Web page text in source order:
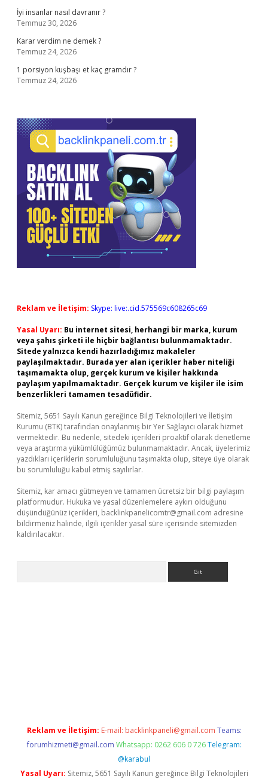
İyi insanlar nasıl davranır ?
Temmuz 30, 2026
Karar verdim ne demek ?
Temmuz 24, 2026
1 porsiyon kuşbaşı et kaç gramdır ?
Temmuz 24, 2026
Reklam ve İletişim: Skype: live:.cid.575569c608265c69
Yasal Uyarı: Bu internet sitesi, herhangi bir marka, kurum
veya şahıs şirketi ile hiçbir bağlantısı bulunmamaktadır.
Sitede yalnızca kendi hazırladığımız makaleler
paylaşılmaktadır. Burada yer alan içerikler haber niteliği
taşımamakta olup, gerçek kurum ve kişiler hakkında
paylaşım yapılmamaktadır. Gerçek kurum ve kişiler ile isim
benzerlikleri tamamen tesadüfidir.
Sitemiz, 5651 Sayılı Kanun gereğince Bilgi Teknolojileri ve İletişim
Kurumu (BTK) tarafından onaylanmış bir Yer Sağlayıcı olarak hizmet
vermektedir. Bu nedenle, sitedeki içerikleri proaktif olarak denetleme
veya araştırma yükümlülüğümüz bulunmamaktadır. Ancak, üyelerimiz
yazdıkları içeriklerin sorumluluğunu taşımakta olup, siteye üye olarak
bu sorumluluğu kabul etmiş sayılırlar.
Sitemiz, kar amacı gütmeyen ve tamamen ücretsiz bir bilgi paylaşım
platformudur. Hukuka ve yasal düzenlemelere aykırı olduğunu
düşündüğünüz içerikleri, backlinkpanelicomtr@gmail.com adresine
bildirmeniz halinde, ilgili içerikler yasal süre içerisinde sitemizden
kaldırılacaktır.
Reklam ve İletişim: E-mail: backlinkpaneli@gmail.com Teams:
forumhizmeti@gmail.com Whatsapp: 0262 606 0 726 Telegram:
@karabul
Yasal Uyarı: Sitemiz, 5651 Sayılı Kanun gereğince Bilgi Teknolojileri